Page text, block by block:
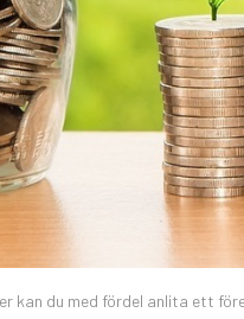
kan du med fördel anlita ett